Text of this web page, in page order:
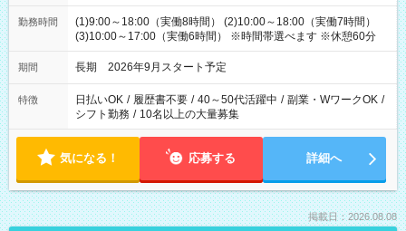
勤務時間
(1)9:00～18:00（実働8時間） (2)10:00～18:00（実働7時間）
(3)10:00～17:00（実働6時間） ※時間帯選べます ※休憩60分
期間 長期 2026年9月スタート予定
特徴 日払いOK / 履歴書不要 / 40～50代活躍中 / 副業・WワークOK /
シフト勤務 / 10名以上の大量募集
気になる！ 応募する 詳細へ
掲載日：2026.08.08